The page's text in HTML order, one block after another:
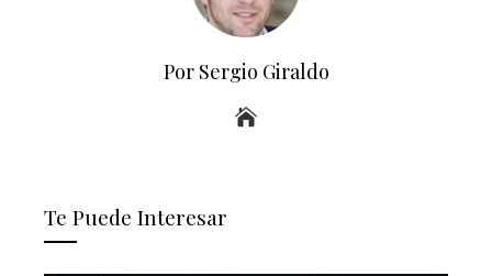
Por Sergio Giraldo
Te Puede Interesar